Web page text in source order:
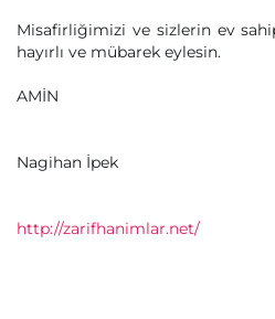
Misafirliğimizi ve sizlerin ev
hayırlı ve mübarek eylesin.
AMİN
Nagihan İpek
http://zarifhanimlar.net/